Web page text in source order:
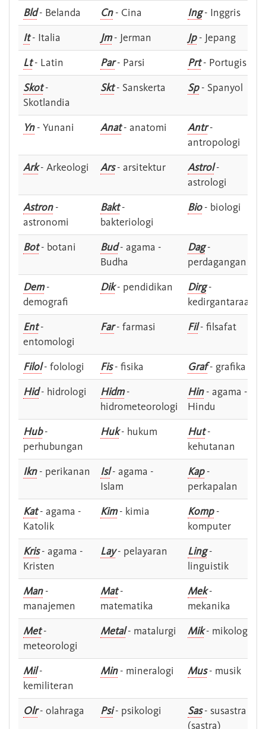
Bld- Belanda Cn- Cina Ing- Inggris
It- Italia Jm- Jerman Jp- Jepang
Lt- Latin Par- Parsi Prt- Portugis
Skot-
Skotlandia
Skt- Sanskerta Sp- Spanyol
Yn- Yunani Anat- anatomi Antr-
antropologi
Ark- Arkeologi Ars- arsitektur Astrol-
astrologi
Astron-
astronomi
Bakt-
bakteriologi
Bio- biologi
Bot- botani Bud- agama -
Budha
Dag-
perdagangan
Dem-
demografi
Dik- pendidikan Dirg-
kedirgantaraan
Ent-
entomologi
Far- farmasi Fil- filsafat
Filol- folologi Fis- fisika Graf- grafika
Hid- hidrologi Hidm-
hidrometeorologi
Hin- agama -
Hindu
Hub-
perhubungan
Huk- hukum Hut-
kehutanan
Ikn- perikanan Isl- agama -
Islam
Kap-
perkapalan
Kat- agama -
Katolik
Kim- kimia Komp-
komputer
Kris- agama -
Kristen
Lay- pelayaran Ling-
linguistik
Man-
manajemen
Mat-
matematika
Mek-
mekanika
Met-
meteorologi
Metal- matalurgi Mik- mikologi
Mil-
kemiliteran
Min- mineralogi Mus- musik
Olr- olahraga Psi- psikologi Sas- susastra -
(sastra)